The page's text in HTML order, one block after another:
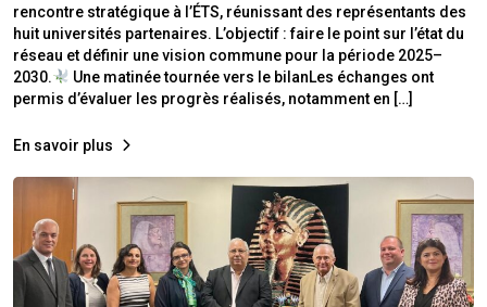
rencontre stratégique à l’ÉTS, réunissant des représentants des
huit universités partenaires. L’objectif : faire le point sur l’état du
réseau et définir une vision commune pour la période 2025–
2030.
Une matinée tournée vers le bilanLes échanges ont
permis d’évaluer les progrès réalisés, notamment en […]
En savoir plus